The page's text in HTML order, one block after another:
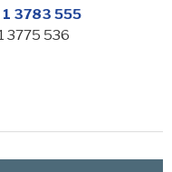
3783 555
3775 536